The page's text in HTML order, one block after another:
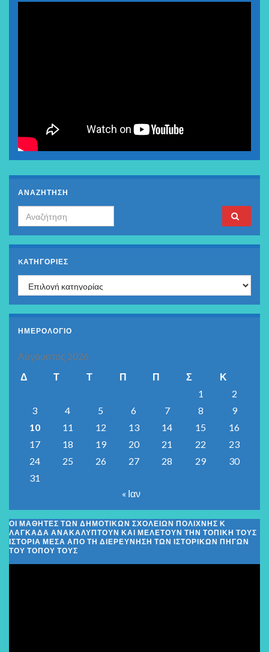
ΑΝΑΖΗΤΗΣΗ
Search for:
KΑΤΗΓΟΡΊΕΣ
Kατηγορίες
ΗΜΕΡΟΛΟΓΙΟ
Αύγουστος 2026
Δ
Τ Τ Π Π Σ
Κ
1
2
3
4 5 6 7 8
9
10
11 12 13 14 15
16
17
18 19 20 21 22
23
24
25 26 27 28 29
30
31
« Ιαν
ΟΙ ΜΑΘΗΤΈΣ ΤΩΝ ΔΗΜΟΤΙΚΏΝ ΣΧΟΛΕΊΩΝ ΠΟΛΊΧΝΗΣ Κ
ΛΑΓΚΑΔΆ ΑΝΑΚΑΛΎΠΤΟΥΝ ΚΑΙ ΜΕΛΕΤΟΎΝ ΤΗΝ ΤΟΠΙΚΉ ΤΟΥΣ
ΙΣΤΟΡΊΑ ΜΈΣΑ ΑΠΌ ΤΗ ΔΙΕΡΕΎΝΗΣΗ ΤΩΝ ΙΣΤΟΡΙΚΏΝ ΠΗΓΏΝ
ΤΟΥ ΤΌΠΟΥ ΤΟΥΣ